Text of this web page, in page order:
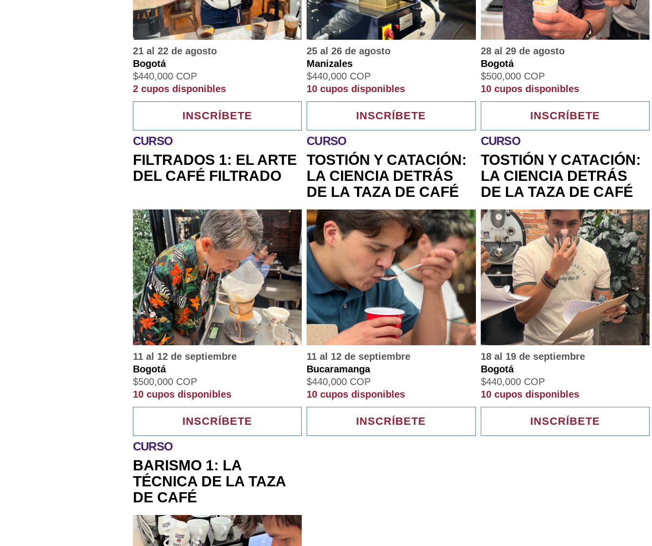
21 al 22 de agosto
Bogotá
$440,000COP
2 cupos disponibles
INSCRÍBETE
25 al 26 de agosto
Manizales
$440,000 COP
10 cupos disponibles
INSCRÍBETE
28 al 29 de agosto
Bogotá
$500,000COP
10 cupos disponibles
INSCRÍBETE
CURSO
FILTRADOS 1: EL ARTE
DEL CAFÉ FILTRADO
11 al 12 de septiembre
Bogotá
$500,000COP
10 cupos disponibles
INSCRÍBETE
CURSO
TOSTIÓN Y CATACIÓN:
LA CIENCIA DETRÁS
DE LA TAZA DE CAFÉ
11 al 12 de septiembre
Bucaramanga
$440,000 COP
10 cupos disponibles
INSCRÍBETE
CURSO
TOSTIÓN Y CATACIÓN:
LA CIENCIA DETRÁS
DE LA TAZA DE CAFÉ
18 al 19 de septiembre
Bogotá
$440,000COP
10 cupos disponibles
INSCRÍBETE
CURSO
BARISMO 1: LA
TÉCNICA DE LA TAZA
DE CAFÉ